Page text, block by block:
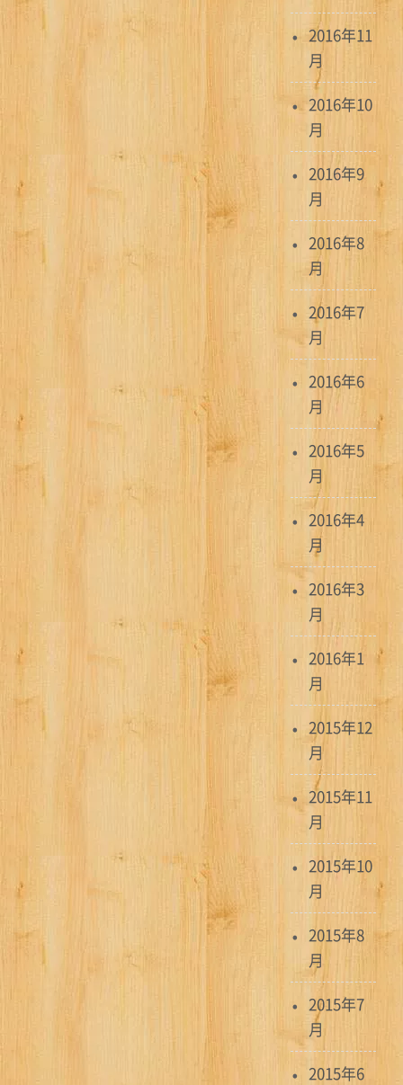
2016年11
月
2016年10
月
2016年9
月
2016年8
月
2016年7
月
2016年6
月
2016年5
月
2016年4
月
2016年3
月
2016年1
月
2015年12
月
2015年11
月
2015年10
月
2015年8
月
2015年7
月
2015年6